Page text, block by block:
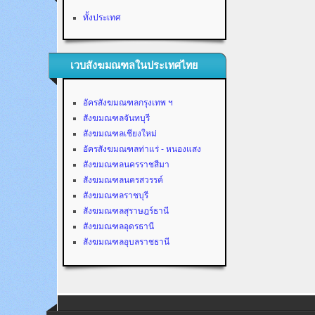
ทั้งประเทศ
เวบสังฆมณฑลในประเทศไทย
อัครสังฆมณฑลกรุงเทพ ฯ
สังฆมณฑลจันทบุรี
สังฆมณฑลเชียงใหม่
อัครสังฆมณฑลท่าแร่ - หนองแสง
สังฆมณฑลนครราชสีมา
สังฆมณฑลนครสวรรค์
สังฆมณฑลราชบุรี
สังฆมณฑลสุราษฎร์ธานี
สังฆมณฑลอุดรธานี
สังฆมณฑลอุบลราชธานี